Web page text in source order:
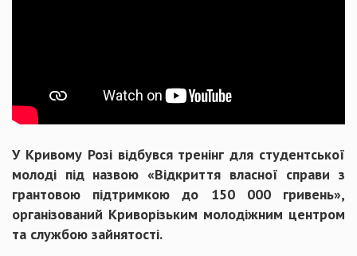
У Кривому Розі відбувся тренінг для студентської
молоді під назвою «Відкриття власної справи з
грантовою підтримкою до 150 000 гривень»,
організований Криворізьким молодіжним центром
та службою зайнятості.